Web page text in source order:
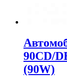
90CD/
(90W)